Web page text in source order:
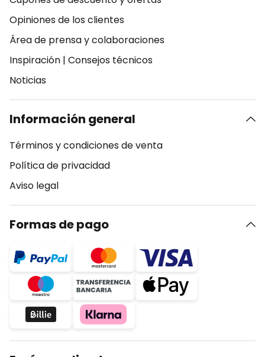
Opiniones de los clientes
Área de prensa y colaboraciones
Inspiración | Consejos técnicos
Noticias
Información general
Términos y condiciones de venta
Política de privacidad
Aviso legal
Formas de pago